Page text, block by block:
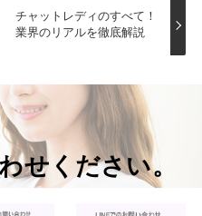
チャットレディのすべて！
業界のリアルを徹底解説
せください。